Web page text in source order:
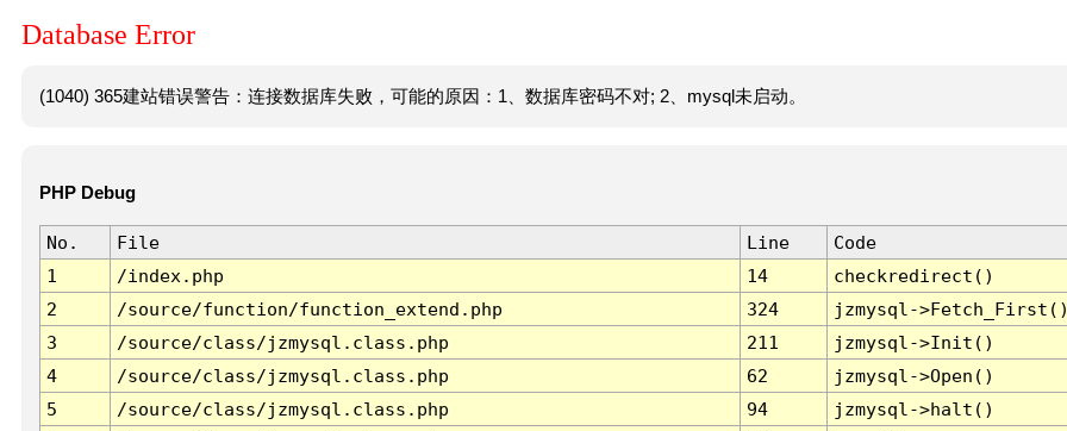
Database Error
(1040) 365建站错误警告：连接数据库失败，可能的原因：1、数据库密码不对; 2、mysql未启动。
PHP Debug
No. File Line
Code
1
/index.php 14
checkredirect()
2
/source/function/function_extend.php 324
jzmysql-
3
/source/class/jzmysql.class.php 211
jzmysql->Init()
4
/source/class/jzmysql.class.php 62
jzmysql->Open()
5
/source/class/jzmysql.class.php 94
jzmysql->halt()